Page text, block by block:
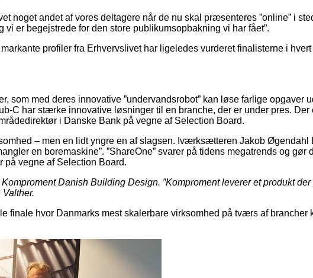
noget andet af vores deltagere når de nu skal præsenteres ”online” i
er begejstrede for den store publikumsopbakning vi har fået”.
profiler fra Erhvervslivet har ligeledes vurderet finalisterne i hvert
som med deres innovative ”undervandsrobot” kan løse farlige opgaver
C har stærke innovative løsninger til en branche, der er under pres.
i Danske Bank på vegne af Selection Board.
– men en lidt yngre en af slagsen. Iværksætteren Jakob Øgendahl
en boremaskine”. ”ShareOne” svarer på tidens megatrends og
på vegne af Selection Board.
Danish Building Design. ”Komproment leverer et produkt
finale hvor Danmarks mest skalerbare virksomhed på tværs af brancher